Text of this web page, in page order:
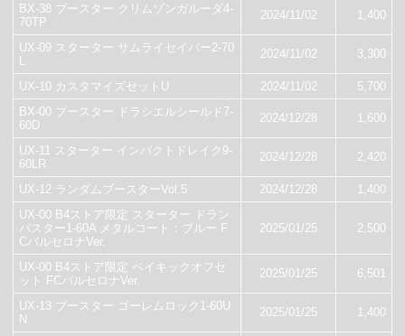
BX-38 ブースター クリムゾンガルーダ4-
70TP
2024/11/02 1,400
UX-09 スターター サムライセイバー2-70
L
2024/11/02 3,300
UX-10 カスタマイズセットU 2024/11/02
5,700
BX-00 ブースター ドラシエルシールド7-
60D
2024/12/28 1,600
UX-11 スターター インパクトドレイク9-
60LR
2024/12/28 2,420
UX-12 ランダムブースターVol.5 2024/12/28
1,400
UX-00 B4ストア限定 スターター ドラン
バスター1-60A メタルコート：ブルー F
CバルセロナVer.
2025/01/25 2,500
UX-00 B4ストア限定 ベイキックオフセ
ット FCバルセロナVer.
2025/01/25 6,501
UX-13 ブースター ゴーレムロック1-60U
N
2025/01/25 1,400